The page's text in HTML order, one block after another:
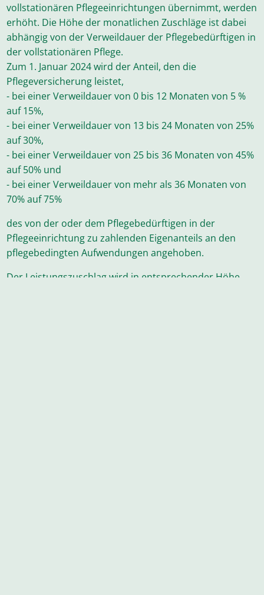
vollstationären Pflegeeinrichtungen übernimmt, werden
erhöht. Die Höhe der monatlichen Zuschläge ist dabei
abhängig von der Verweildauer der Pflegebedürftigen in
der vollstationären Pflege.
Zum 1. Januar 2024 wird der Anteil, den die
Pflegeversicherung leistet,
- bei einer Verweildauer von 0 bis 12 Monaten von 5 %
auf 15%,
- bei einer Verweildauer von 13 bis 24 Monaten von 25%
auf 30%,
- bei einer Verweildauer von 25 bis 36 Monaten von 45%
auf 50% und
- bei einer Verweildauer von mehr als 36 Monaten von
70% auf 75%
des von der oder dem Pflegebedürftigen in der
Pflegeeinrichtung zu zahlenden Eigenanteils an den
pflegebedingten Aufwendungen angehoben.
Der Leistungszuschlag wird in entsprechender Höhe